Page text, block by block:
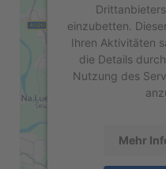
einzubetten.
Ihren Aktivitäten
die Details
Nutzung des
Mehr